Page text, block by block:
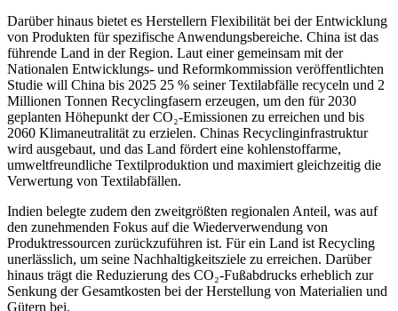
Darüber hinaus bietet es Herstellern Flexibilität bei der Entwicklung
von Produkten für spezifische Anwendungsbereiche. China ist das
führende Land in der Region. Laut einer gemeinsam mit der
Nationalen Entwicklungs- und Reformkommission veröffentlichten
Studie will China bis 2025 25 % seiner Textilabfälle recyceln und 2
Millionen Tonnen Recyclingfasern erzeugen, um den für 2030
geplanten Höhepunkt der CO₂-Emissionen zu erreichen und bis
2060 Klimaneutralität zu erzielen. Chinas Recyclinginfrastruktur
wird ausgebaut, und das Land fördert eine kohlenstoffarme,
umweltfreundliche Textilproduktion und maximiert gleichzeitig die
Verwertung von Textilabfällen.
Indien belegte zudem den zweitgrößten regionalen Anteil, was auf
den zunehmenden Fokus auf die Wiederverwendung von
Produktressourcen zurückzuführen ist. Für ein Land ist Recycling
unerlässlich, um seine Nachhaltigkeitsziele zu erreichen. Darüber
hinaus trägt die Reduzierung des CO₂-Fußabdrucks erheblich zur
Senkung der Gesamtkosten bei der Herstellung von Materialien und
Gütern bei.